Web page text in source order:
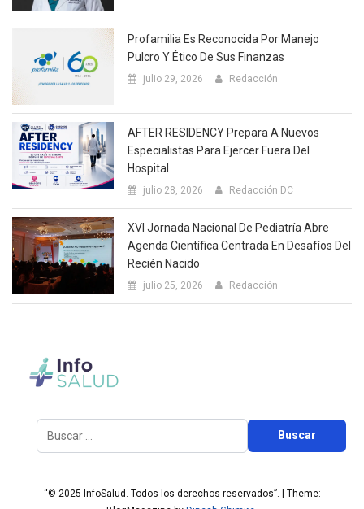
Profamilia Es Reconocida Por Manejo
Pulcro Y Ético De Sus Finanzas
julio 29, 2026 Redacción
AFTER RESIDENCY Prepara A Nuevos
Especialistas Para Ejercer Fuera Del
Hospital
julio 28, 2026 Redacción DC
XVI Jornada Nacional De Pediatría Abre
Agenda Científica Centrada En Desafíos Del
Recién Nacido
julio 25, 2026 Redacción
“© 2025 InfoSalud. Todos los derechos reservados”. | Theme: